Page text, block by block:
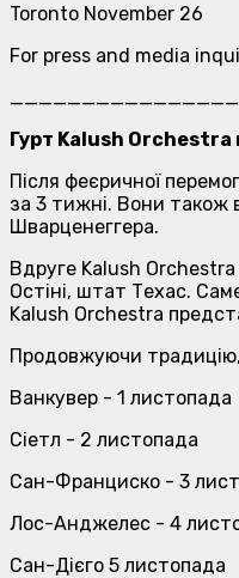
Toronto November 26
For press and media
Гурт Kalush Orchestra
Після феєричної
за 3 тижні. Вони також
Шварценеггера.
Вдруге Kalush
Остіні, штат Техас.
Kalush Orchestra
Продовжуючи традицію,
Ванкувер - 1 листопада
Сіетл - 2 листопада
Сан-Франциско - 3
Лос-Анджелес - 4
Сан-Дієго 5 листопада